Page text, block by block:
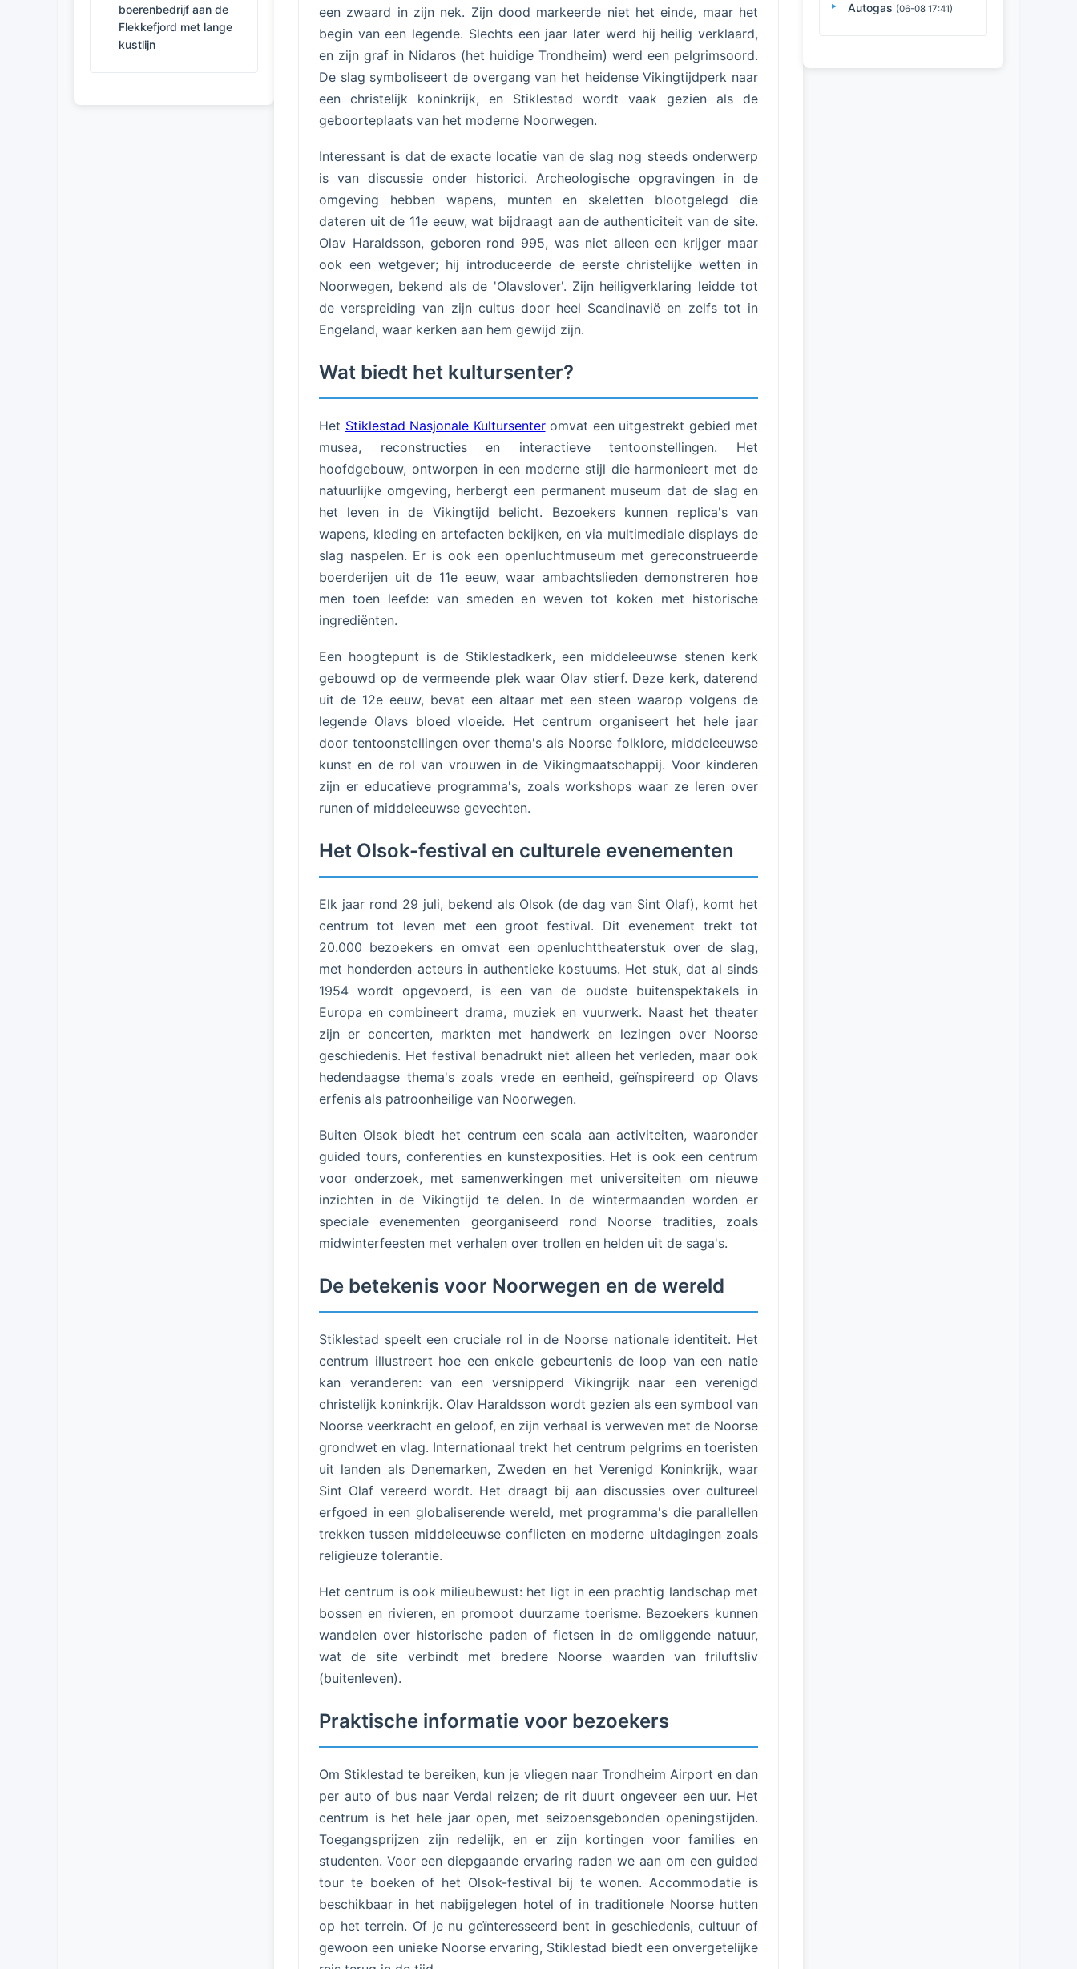
boerenbedrijf aan de
Flekkefjord met lange
kustlijn
een zwaard in zijn nek. Zijn dood markeerde niet het einde, maar het
begin van een legende. Slechts een jaar later werd hij heilig verklaard,
en zijn graf in Nidaros (het huidige Trondheim) werd een pelgrimsoord.
De slag symboliseert de overgang van het heidense Vikingtijdperk naar
een christelijk koninkrijk, en Stiklestad wordt vaak gezien als de
geboorteplaats van het moderne Noorwegen.
Interessant is dat de exacte locatie van de slag nog steeds onderwerp
is van discussie onder historici. Archeologische opgravingen in de
omgeving hebben wapens, munten en skeletten blootgelegd die
dateren uit de 11e eeuw, wat bijdraagt aan de authenticiteit van de site.
Olav Haraldsson, geboren rond 995, was niet alleen een krijger maar
ook een wetgever; hij introduceerde de eerste christelijke wetten in
Noorwegen, bekend als de 'Olavslover'. Zijn heiligverklaring leidde tot
de verspreiding van zijn cultus door heel Scandinavië en zelfs tot in
Engeland, waar kerken aan hem gewijd zijn.
Wat biedt het kultursenter?
Het Stiklestad Nasjonale Kultursenteromvat een uitgestrekt gebied met
musea, reconstructies en interactieve tentoonstellingen. Het
hoofdgebouw, ontworpen in een moderne stijl die harmonieert met de
natuurlijke omgeving, herbergt een permanent museum dat de slag en
het leven in de Vikingtijd belicht. Bezoekers kunnen replica's van
wapens, kleding en artefacten bekijken, en via multimediale displays de
slag naspelen. Er is ook een openluchtmuseum met gereconstrueerde
boerderijen uit de 11e eeuw, waar ambachtslieden demonstreren hoe
men toen leefde: van smeden en weven tot koken met historische
ingrediënten.
Een hoogtepunt is de Stiklestadkerk, een middeleeuwse stenen kerk
gebouwd op de vermeende plek waar Olav stierf. Deze kerk, daterend
uit de 12e eeuw, bevat een altaar met een steen waarop volgens de
legende Olavs bloed vloeide. Het centrum organiseert het hele jaar
door tentoonstellingen over thema's als Noorse folklore, middeleeuwse
kunst en de rol van vrouwen in de Vikingmaatschappij. Voor kinderen
zijn er educatieve programma's, zoals workshops waar ze leren over
runen of middeleeuwse gevechten.
Het Olsok-festival en culturele evenementen
Elk jaar rond 29 juli, bekend als Olsok (de dag van Sint Olaf), komt het
centrum tot leven met een groot festival. Dit evenement trekt tot
20.000 bezoekers en omvat een openluchttheaterstuk over de slag,
met honderden acteurs in authentieke kostuums. Het stuk, dat al sinds
1954 wordt opgevoerd, is een van de oudste buitenspektakels in
Europa en combineert drama, muziek en vuurwerk. Naast het theater
zijn er concerten, markten met handwerk en lezingen over Noorse
geschiedenis. Het festival benadrukt niet alleen het verleden, maar ook
hedendaagse thema's zoals vrede en eenheid, geïnspireerd op Olavs
erfenis als patroonheilige van Noorwegen.
Buiten Olsok biedt het centrum een scala aan activiteiten, waaronder
guided tours, conferenties en kunstexposities. Het is ook een centrum
voor onderzoek, met samenwerkingen met universiteiten om nieuwe
inzichten in de Vikingtijd te delen. In de wintermaanden worden er
speciale evenementen georganiseerd rond Noorse tradities, zoals
midwinterfeesten met verhalen over trollen en helden uit de saga's.
De betekenis voor Noorwegen en de wereld
Stiklestad speelt een cruciale rol in de Noorse nationale identiteit. Het
centrum illustreert hoe een enkele gebeurtenis de loop van een natie
kan veranderen: van een versnipperd Vikingrijk naar een verenigd
christelijk koninkrijk. Olav Haraldsson wordt gezien als een symbool van
Noorse veerkracht en geloof, en zijn verhaal is verweven met de Noorse
grondwet en vlag. Internationaal trekt het centrum pelgrims en toeristen
uit landen als Denemarken, Zweden en het Verenigd Koninkrijk, waar
Sint Olaf vereerd wordt. Het draagt bij aan discussies over cultureel
erfgoed in een globaliserende wereld, met programma's die parallellen
trekken tussen middeleeuwse conflicten en moderne uitdagingen zoals
religieuze tolerantie.
Het centrum is ook milieubewust: het ligt in een prachtig landschap met
bossen en rivieren, en promoot duurzame toerisme. Bezoekers kunnen
wandelen over historische paden of fietsen in de omliggende natuur,
wat de site verbindt met bredere Noorse waarden van friluftsliv
(buitenleven).
Praktische informatie voor bezoekers
Om Stiklestad te bereiken, kun je vliegen naar Trondheim Airport en dan
per auto of bus naar Verdal reizen; de rit duurt ongeveer een uur. Het
centrum is het hele jaar open, met seizoensgebonden openingstijden.
Toegangsprijzen zijn redelijk, en er zijn kortingen voor families en
studenten. Voor een diepgaande ervaring raden we aan om een guided
tour te boeken of het Olsok-festival bij te wonen. Accommodatie is
beschikbaar in het nabijgelegen hotel of in traditionele Noorse hutten
op het terrein. Of je nu geïnteresseerd bent in geschiedenis, cultuur of
gewoon een unieke Noorse ervaring, Stiklestad biedt een onvergetelijke
Autogas (06-08 17:41)